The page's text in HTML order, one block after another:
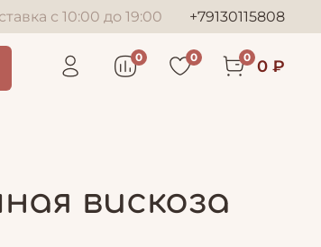
с 10:00 до 19:00 +79130115808
0 0 0 0 ₽
вискоза